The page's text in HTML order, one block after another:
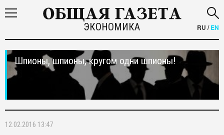
ЭКОНОМИКА RU /EN
Шпионы, шпионы, кругом одни шпионы!
12.02.2016 13:47